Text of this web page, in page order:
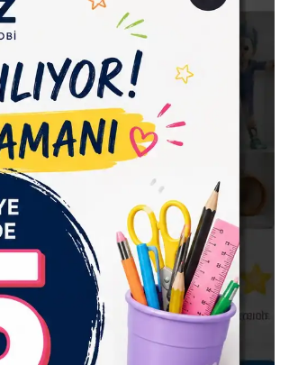
araya getirilen boncuklardır. Hama boncukları
beğenilebilir. Kullanımı kolaydır ve çeşitli
yaşlılar için el göz koordinasyonunu geliştirir,
materyaldir.
kolye gibi takılar yapabilirsiniz.
BEADS.
amacıyla Hama üreticileri adına bağımsız bir
sonucuna vardı. Hama Boncuğu'nun yutulması
kalitesindedir, normal evsel plastik atıklarla geri